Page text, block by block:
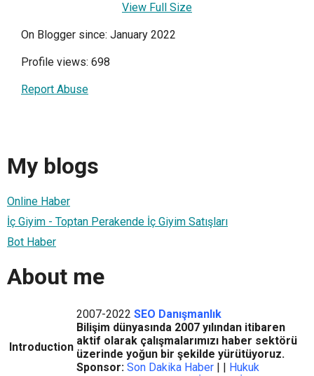
View Full Size
On Blogger since: January 2022
Profile views: 698
Report Abuse
My blogs
Online Haber
İç Giyim - Toptan Perakende İç Giyim Satışları
Bot Haber
About me
Introduction
2007-2022 SEO Danışmanlık
Bilişim dünyasında 2007 yılından itibaren
aktif olarak çalışmalarımızı haber sektörü
üzerinde yoğun bir şekilde yürütüyoruz.
Sponsor: Son Dakika Haber | | Hukuk